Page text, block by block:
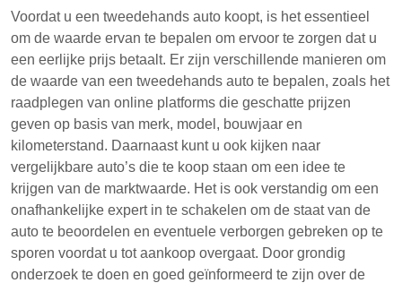
Voordat u een tweedehands auto koopt, is het essentieel
om de waarde ervan te bepalen om ervoor te zorgen dat u
een eerlijke prijs betaalt. Er zijn verschillende manieren om
de waarde van een tweedehands auto te bepalen, zoals het
raadplegen van online platforms die geschatte prijzen
geven op basis van merk, model, bouwjaar en
kilometerstand. Daarnaast kunt u ook kijken naar
vergelijkbare auto’s die te koop staan om een idee te
krijgen van de marktwaarde. Het is ook verstandig om een
onafhankelijke expert in te schakelen om de staat van de
auto te beoordelen en eventuele verborgen gebreken op te
sporen voordat u tot aankoop overgaat. Door grondig
onderzoek te doen en goed geïnformeerd te zijn over de